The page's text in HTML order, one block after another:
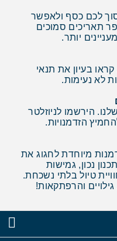
לכם כסף ולאפשר
תאריכים סמוכים
יותר.
בעיון את תנאי
לא נעימות.
הירשמו לניוזלטר
הזדמנויות.
מיוחדת לחגוג את
נכון, גמישות
טיול בלתי נשכחת.
והרפתקאות!